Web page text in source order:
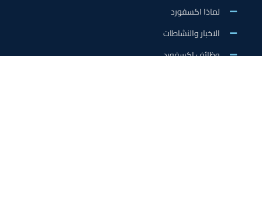
لماذا اكسفورد
الاخبار والنشاطات
وظائف اكسفورد